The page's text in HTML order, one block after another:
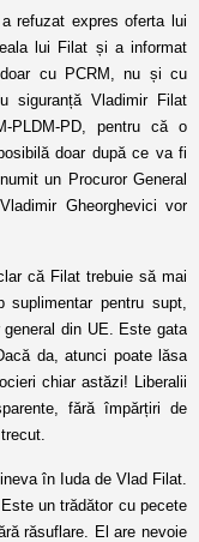
refuzat expres oferta lui
lui Filat și a informat
cu PCRM, nu și cu
siguranță Vladimir Filat
PLDM-PD, pentru că o
doar după ce va fi
un Procuror General
Gheorghevici vor
că Filat trebuie să mai
pentru supt,
din UE. Este gata
da, atunci poate lăsa
chiar astăzi! Liberalii
fără împărțiri de
în Iuda de Vlad Filat.
un trădător cu pecete
răsuflare. El are nevoie